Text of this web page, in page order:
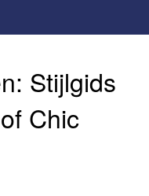
Stijlgids
Chic